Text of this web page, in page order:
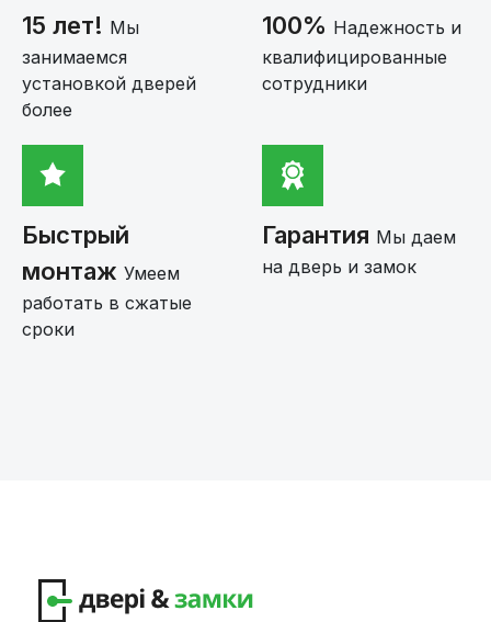
15 лет! Мы
занимаемся
установкой дверей
более
100% Надежность и
квалифицированные
сотрудники
Быстрый
монтаж Умеем
работать в сжатые
сроки
Гарантия Мы даем
на дверь и замок